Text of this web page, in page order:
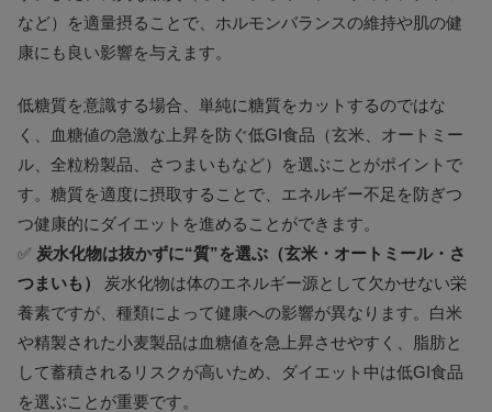
など）を適量摂ることで、ホルモンバランスの維持や肌の健
康にも良い影響を与えます。
低糖質を意識する場合、単純に糖質をカットするのではな
く、血糖値の急激な上昇を防ぐ低GI食品（玄米、オートミー
ル、全粒粉製品、さつまいもなど）を選ぶことがポイントで
す。糖質を適度に摂取することで、エネルギー不足を防ぎつ
つ健康的にダイエットを進めることができます。
✅ 炭水化物は抜かずに“質”を選ぶ（玄米・オートミール・さ
つまいも）
炭水化物は体のエネルギー源として欠かせない栄
養素ですが、種類によって健康への影響が異なります。白米
や精製された小麦製品は血糖値を急上昇させやすく、脂肪と
して蓄積されるリスクが高いため、ダイエット中は低GI食品
を選ぶことが重要です。